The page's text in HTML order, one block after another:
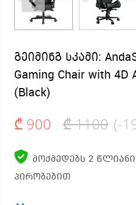
გეიმინგ სკამი:
Gaming Chair with 4D
(Black)
₾ 900 ₾ 1100 (-
მოქმედებს 2
პირობებით